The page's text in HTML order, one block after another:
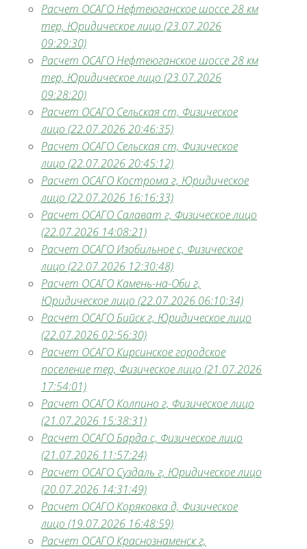
Расчет ОСАГО Нефтеюганское шоссе 28 км
тер, Юридическое лицо (23.07.2026
09:29:30)
Расчет ОСАГО Нефтеюганское шоссе 28 км
тер, Юридическое лицо (23.07.2026
09:28:20)
Расчет ОСАГО Сельская ст, Физическое
лицо (22.07.2026 20:46:35)
Расчет ОСАГО Сельская ст, Физическое
лицо (22.07.2026 20:45:12)
Расчет ОСАГО Кострома г, Юридическое
лицо (22.07.2026 16:16:33)
Расчет ОСАГО Салават г, Физическое лицо
(22.07.2026 14:08:21)
Расчет ОСАГО Изобильное с, Физическое
лицо (22.07.2026 12:30:48)
Расчет ОСАГО Камень-на-Оби г,
Юридическое лицо (22.07.2026 06:10:34)
Расчет ОСАГО Бийск г, Юридическое лицо
(22.07.2026 02:56:30)
Расчет ОСАГО Кирсинское городское
поселение тер, Физическое лицо (21.07.2026
17:54:01)
Расчет ОСАГО Колпино г, Физическое лицо
(21.07.2026 15:38:31)
Расчет ОСАГО Барда с, Физическое лицо
(21.07.2026 11:57:24)
Расчет ОСАГО Суздаль г, Юридическое лицо
(20.07.2026 14:31:49)
Расчет ОСАГО Коряковка д, Физическое
лицо (19.07.2026 16:48:59)
Расчет ОСАГО Краснознаменск г,